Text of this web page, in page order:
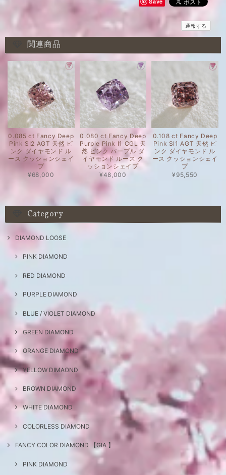
通報する
関連商品
0.085 ct Fancy Deep
Pink SI2 AGT 天然 ピ
ンク ダイヤモンド ル
ース クッションシェイ
プ
¥68,000
0.080 ct Fancy Deep
Purple Pink I1 CGL 天
然 ピンク パープル ダ
イヤモンド ルース ク
ッションシェイプ
¥48,000
0.108 ct Fancy Deep
Pink SI1 AGT 天然 ピ
ンク ダイヤモンド ル
ース クッションシェイ
プ
¥95,550
Category
DIAMOND LOOSE
PINK DIAMOND
RED DIAMOND
PURPLE DIAMOND
BLUE / VIOLET DIAMOND
GREEN DIAMOND
ORANGE DIAMOND
YELLOW DIMAOND
BROWN DIAMOND
WHITE DIAMOND
COLORLESS DIAMOND
FANCY COLOR DIAMOND 【GIA 】
PINK DIAMOND